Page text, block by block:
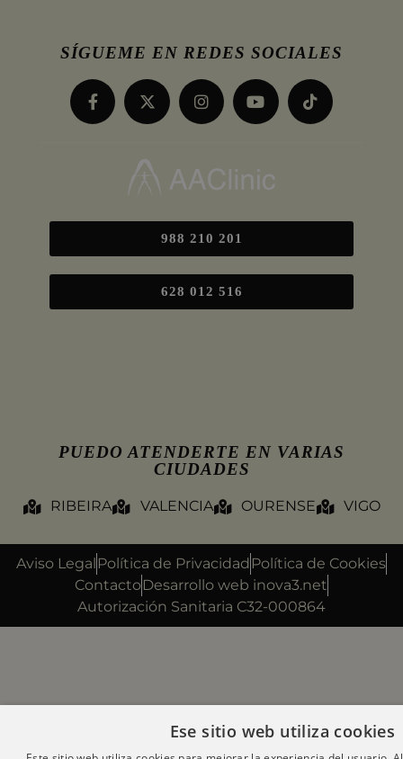
SÍGUEME EN REDES SOCIALES
988 210 201
628 012 516
PUEDO ATENDERTE EN VARIAS
CIUDADES
RIBEIRA VALENCIA OURENSE VIGO
Aviso Legal Política de Privacidad Política de Cookies
ContactoDesarrollo web inova3.net
Autorización Sanitaria C32-000864
Ese sitio web utiliza cookies